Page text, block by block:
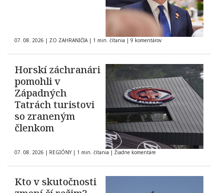
07. 08. 2026 | ZO ZAHRANIČIA | 1 min. čítania | 9 komentárov
Horskí záchranári
pomohli v
Západných
Tatrách turistovi
so zraneným
členkom
07. 08. 2026 | REGIÓNY | 1 min. čítania | Žiadne komentáre
Kto v skutočnosti